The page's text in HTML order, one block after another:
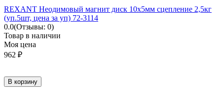
REXANT Неодимовый магнит диск 10х5мм сцепление 2,5кг
(уп.5шт, цена за уп) 72-3114
0.0(Отзывы: 0)
Товар в наличии
Моя цена
962 ₽
В корзину